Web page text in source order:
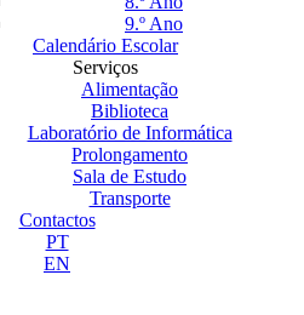
9.º Ano
Calendário Escolar
Serviços
Alimentação
Biblioteca
Laboratório de Informática
Prolongamento
Sala de Estudo
Transporte
Contactos
PT
EN